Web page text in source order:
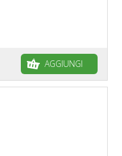
AGGIUNGI